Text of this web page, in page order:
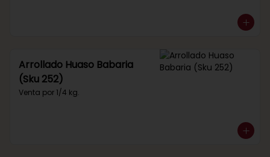
Arrollado Huaso Babaria
(Sku 252)
Venta por 1/4 kg.